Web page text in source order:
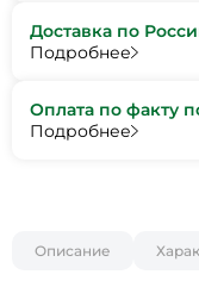
Доставка по
Подробнее
Оплата по факту
Подробнее
Описание